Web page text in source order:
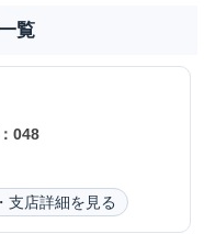
覧
048
支店詳細を見る